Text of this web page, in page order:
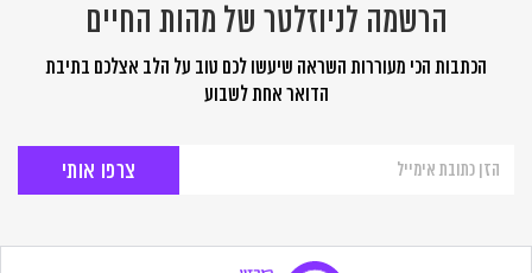
הרשמה לניוזלטר של מהות החיים
הכתבות הכי מעוררות השראה שיעשו לכם טוב על הלב אצלכם בתיבת
הדואר אחת לשבוע
לניוזלטר
החיים